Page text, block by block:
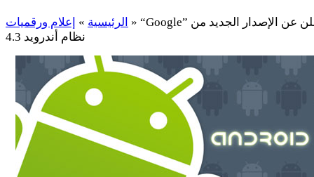
الرئيسية » إعلام ورقميات » “Google” تعلن عن الإصدار الجديد من
نظام أندرويد 4.3